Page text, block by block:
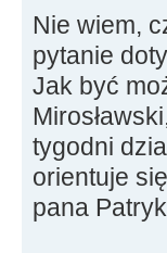
Nie wiem,
pytanie
Jak być
tygodni
orientuje
pana